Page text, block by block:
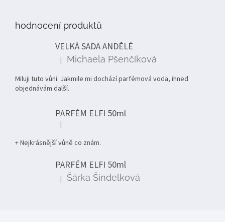
hodnocení produktů
VELKÁ SADA ANDĚLÉ
Hodnocení produktu je 5 z 5 hvězdiček.
| Michaela Pšenčíková
Miluji tuto vůni. Jakmile mi dochází parfémová voda, ihned
objednávám další.
PARFÉM ELFI 50ml
Hodnocení produktu je 5 z 5 hvězdiček.
|
+ Nejkrásnější vůně co znám.
PARFÉM ELFI 50ml
Hodnocení produktu je 5 z 5 hvězdiček.
| Šárka Šindelková